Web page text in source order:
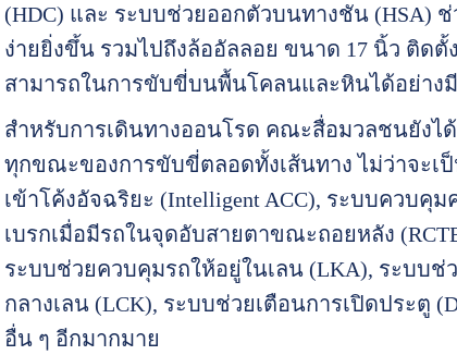
(HDC) และ ระบบช่วยออกตัวบนทางชัน (HSA)
ง่ายยิ่งขึ้น รวมไปถึงล้ออัลลอย ขนาด 17 นิ้ว ติดตั้ง
สามารถในการขับขี่บนพื้นโคลนและหินได้อย่าง
สำหรับการเดินทางออนโรด คณะสื่อมวลชนยังไ
ทุกขณะของการขับขี่ตลอดทั้งเส้นทาง ไม่ว่าจะ
เข้าโค้งอัจฉริยะ (Intelligent ACC), ระบบควบคุ
เบรกเมื่อมีรถในจุดอับสายตาขณะถอยหลัง
ระบบช่วยควบคุมรถให้อยู่ในเลน (LKA), ระบบช่
กลางเลน (LCK), ระบบช่วยเตือนการเปิดประตู
อื่น ๆ อีกมากมาย